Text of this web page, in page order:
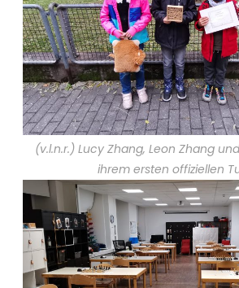
(v.l.n.r.) Lucy Zhang, Leon Zhang
ihrem ersten offiziellen